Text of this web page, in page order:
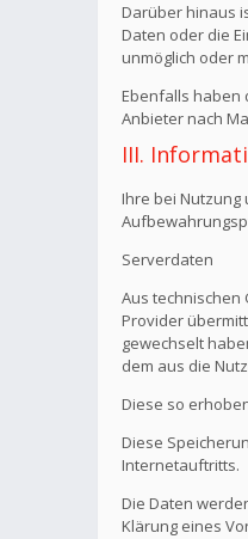
Darüber hinaus
Daten oder die
unmöglich oder
Ebenfalls haben
Anbieter nach
III.
Ihre bei
Serverdaten
Aus
Provider
gewechselt
dem aus die
Diese so
Diese
Internetauftritts.
Die Daten
Klärung eines